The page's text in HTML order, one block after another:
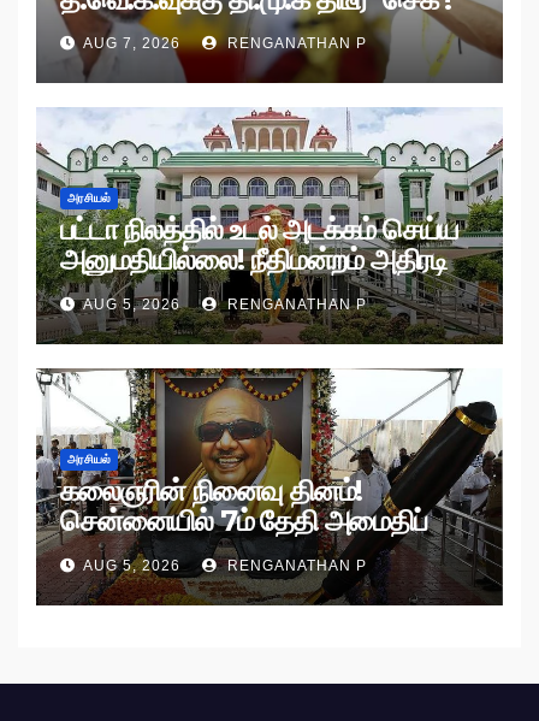
AUG 7, 2026 RENGANATHAN P
அரசியல்
பட்டா நிலத்தில் உடல் அடக்கம் செய்ய
அனுமதியில்லை! நீதிமன்றம் அதிரடி
உத்தரவு!
AUG 5, 2026 RENGANATHAN P
அரசியல்
கலைஞரின் நினைவு தினம்!
சென்னையில் 7ம் தேதி அமைதிப்
பேரணி!
AUG 5, 2026 RENGANATHAN P